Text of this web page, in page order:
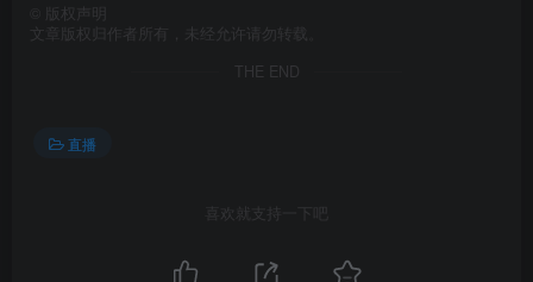
版权声明
文章版权归作者所有，未经允许请勿转载。
THE END
直播
喜欢就支持一下吧